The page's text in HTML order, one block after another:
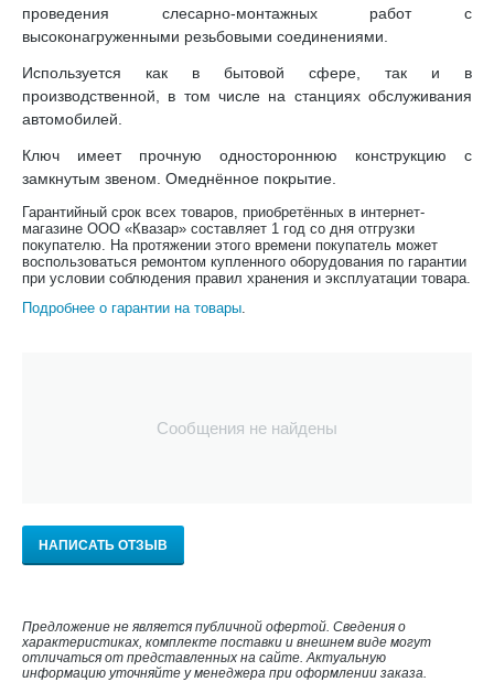
проведения слесарно-монтажных работ с
высоконагруженными резьбовыми соединениями.
Используется как в бытовой сфере, так и в
производственной, в том числе на станциях обслуживания
автомобилей.
Ключ имеет прочную одностороннюю конструкцию с
замкнутым звеном. Омеднённое покрытие.
Гарантийный срок всех товаров, приобретённых в интернет-
магазине ООО «Квазар» составляет 1 год со дня отгрузки
покупателю. На протяжении этого времени покупатель может
воспользоваться ремонтом купленного оборудования по гарантии
при условии соблюдения правил хранения и эксплуатации товара.
Подробнее о гарантии на товары
Сообщения не найдены
НАПИСАТЬ ОТЗЫВ
Предложение не является публичной офертой. Сведения о
характеристиках, комплекте поставки и внешнем виде могут
отличаться от представленных на сайте. Актуальную
информацию уточняйте у менеджера при оформлении заказа.